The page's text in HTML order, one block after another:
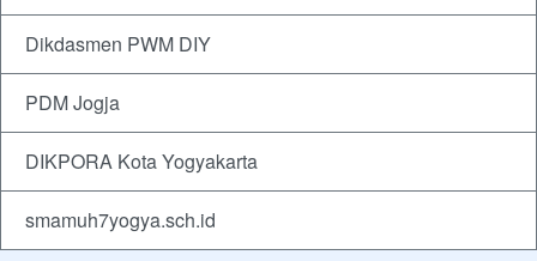
Dikdasmen PWM DIY
PDM Jogja
DIKPORA Kota Yogyakarta
smamuh7yogya.sch.id